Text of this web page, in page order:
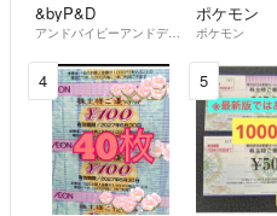
&byP&D
アンドバイピーアンドディー
ポケモン
ポケモン
4 5